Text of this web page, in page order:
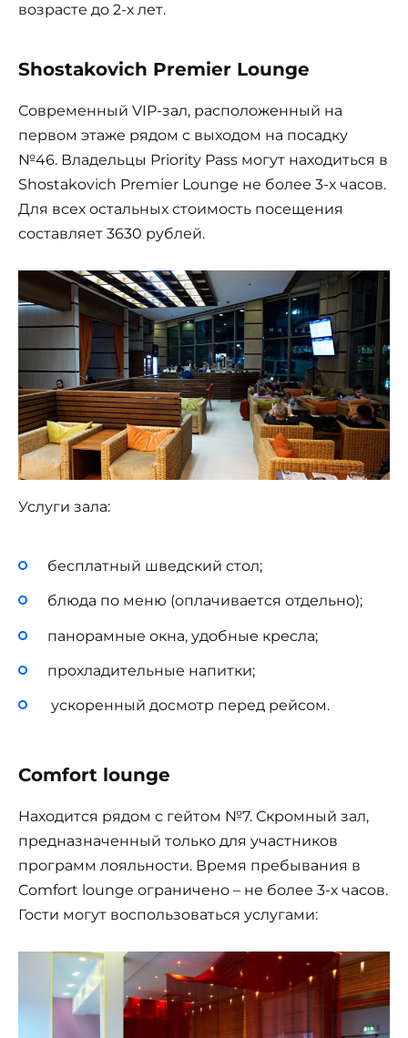
возрасте до 2-х лет.
Shostakovich Premier Lounge
Современный VIP-зал, расположенный на
первом этаже рядом с выходом на посадку
№46. Владельцы Priority Pass могут находиться в
Shostakovich Premier Lounge не более 3-х часов.
Для всех остальных стоимость посещения
составляет 3630 рублей.
Услуги зала:
бесплатный шведский стол;
блюда по меню (оплачивается отдельно);
панорамные окна, удобные кресла;
прохладительные напитки;
ускоренный досмотр перед рейсом.
Comfort lounge
Находится рядом с гейтом №7. Скромный зал,
предназначенный только для участников
программ лояльности. Время пребывания в
Comfort lounge ограничено – не более 3-х часов.
Гости могут воспользоваться услугами: